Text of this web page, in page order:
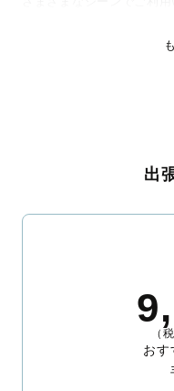
ありのままの空気感を大
ィを身につけたプロのカ
ます。創業10年のノウハ
験をお届けします。
整。自然な雰囲気を残し
に。きっと「こんな写真
出会えます。まずは、ラ
出
（
おす